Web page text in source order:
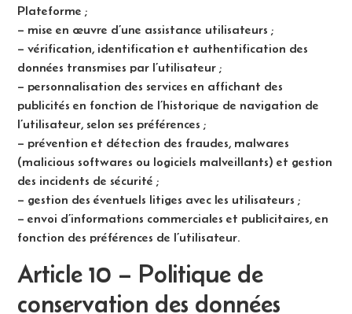
Plateforme ;
– mise en œuvre d’une assistance utilisateurs ;
– vérification, identification et authentification des
données transmises par l’utilisateur ;
– personnalisation des services en affichant des
publicités en fonction de l’historique de navigation de
l’utilisateur, selon ses préférences ;
– prévention et détection des fraudes, malwares
(malicious softwares ou logiciels malveillants) et gestion
des incidents de sécurité ;
– gestion des éventuels litiges avec les utilisateurs ;
– envoi d’informations commerciales et publicitaires, en
fonction des préférences de l’utilisateur.
Article 10 – Politique de
conservation des données